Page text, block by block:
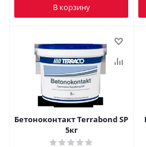
В корзину
Бетоноконтакт Terrabond SP
5кг